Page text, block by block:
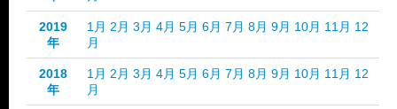
2019
年
1月 2月 3月 4月 5月 6月 7月 8月 9月 10月 11月 12
月
2018
年
1月 2月 3月 4月 5月 6月 7月 8月 9月 10月 11月 12
月